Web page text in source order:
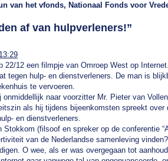
van het vfonds, Nationaal Fonds voor
af van hulpverleners!”
22/12 een filmpje van Omroep West op
tegen hulp- en dienstverleners. De man is
te vervoeren.
naar voorzitter Mr. Pieter van
als hij tijdens bijeenkomsten spreekt
en dienstverleners.
Stokkom (filsoof en spreker op de conferentie
van de Nederlandse samenleving
O wee, als er was overgegaan tot